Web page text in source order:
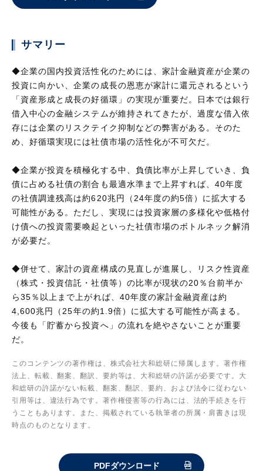
サマリー
◆企業の国内投資活性化のためには、家計金融資産が企業の
投資に向かい、企業の成長の恩恵が家計に還元されるという
「資産形成と成長の好循環」の実現が重要だ。日本では銀行
借入中心の金融システムが維持されてきたが、過度な借入依
存には企業のリスクテイク抑制などの弊害がある。そのた
め、好循環実現には社債市場の活性化が不可欠だ。
◆企業が投資を積極化する中、負債比率が上昇していき、負
債に占める社債の割合も最適水準まで上昇すれば、40年度
の社債調達残高は約620兆円（24年度の約5倍）に拡大する
可能性がある。ただし、実現には投資家層の多様化や低格付
け債への投資需要喚起といった社債市場のボトルネック解消
が必要だ。
◆併せて、家計の資産構成の見直しが進展し、リスク性資産
（株式・投資信託・社債等）の比率が現状の20％台前半か
ら35％以上まで上がれば、40年度の家計金融資産は約
4,600兆円（25年の約1.9倍）に拡大する可能性が高まる。
今後も「貯蓄から投資へ」の流れを絶やさないことが重要
だ。
このコンテンツの著作権は、株式会社大和総研に帰属します。著作権
法上、転載、翻案、翻訳、要約等は、大和総研の許諾が必要です。大
和総研の許諾がない転載、翻案、翻訳、要約、および法令に従わない
引用等は、違法行為です。著作権侵害等の行為には、法的手続きを行
うこともあります。また、掲載されている執筆者の所属・肩書きは現
時点のものとなります。
PDFダウンロード